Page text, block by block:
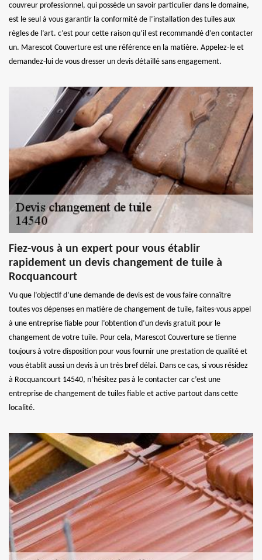
couvreur professionnel, qui possède un savoir particulier dans le domaine,
est le seul à vous garantir la conformité de l’installation des tuiles aux
règles de l’art. c’est pour cette raison qu’il est recommandé d’en contacter
un. Marescot Couverture est une référence en la matière. Appelez-le et
demandez-lui de vous dresser un devis détaillé sans engagement.
Fiez-vous à un expert pour vous établir
rapidement un devis changement de tuile à
Rocquancourt
Vu que l’objectif d’une demande de devis est de vous faire connaître
toutes vos dépenses en matière de changement de tuile, faites-vous appel
à une entreprise fiable pour l’obtention d’un devis gratuit pour le
changement de votre tuile. Pour cela, Marescot Couverture se tienne
toujours à votre disposition pour vous fournir une prestation de qualité et
vous établit aussi un devis à un très bref délai. Dans ce cas, si vous résidez
à Rocquancourt 14540, n’hésitez pas à le contacter car c’est une
entreprise de changement de tuiles fiable et active partout dans cette
localité.